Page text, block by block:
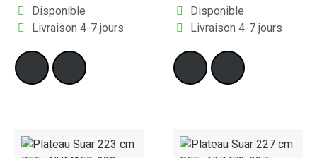
Disponible
Livraison 4-7 jours
Disponible
Livraison 4-7 jours